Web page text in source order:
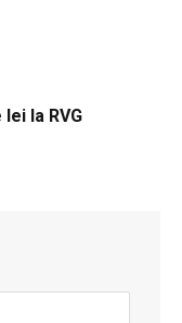
la RVG